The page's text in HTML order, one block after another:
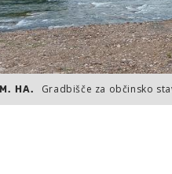
M. HA. Gradbišče za občinsko